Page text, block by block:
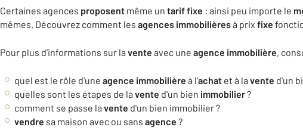
Certaines agences proposent même un tariffixe : ainsi peu importe le
mêmes. Découvrez comment les agences immobilièresà prix fixe
Pour plus d’informations sur la vente avec une agence immobilière,
quel est le rôle d'une agence immobilière à l'achat et à la vente d'un
quelles sont les étapes de la vente d'un bien immobilier?
comment se passe la vente d'un bien immobilier ?
vendre sa maison avec ou sans agence ?